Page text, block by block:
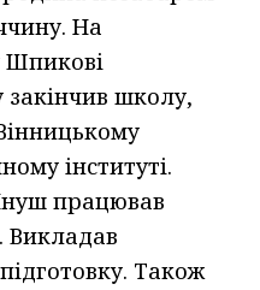
На
Шпикові
школу,
інституті.
працював
Викладав
Також